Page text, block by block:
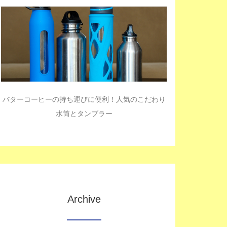
バターコーヒーの持ち運びに便利！人気のこだわり
水筒とタンブラー
Archive